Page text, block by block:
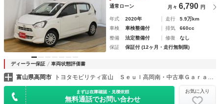
通常ローン 月々 6,790 円
年式 2020年 走行
5.9万km
車検
車検整備付 排気
660cc
整備
法定整備付 修復
なし
保証
保証付 (12ヶ月・走行無制限)
ディーラー保証 車両状態評価書
富山県高岡市 トヨタモビリティ富山 Ｓｅｕｌ高岡南・中古車Ｇａｒａｇｅ高岡
まずは在庫確認・見積依頼
無料通話でお問い合わせ
お気に入り